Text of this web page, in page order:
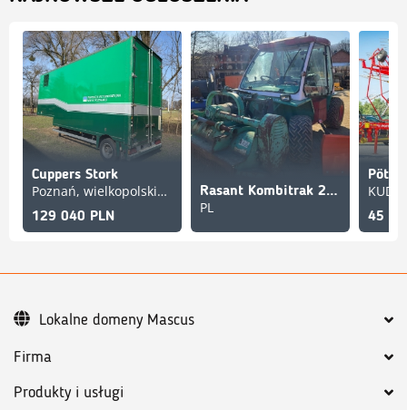
Cuppers Stork
Poznań, wielkopolskie, PL
129 040 PLN
Rasant Kombitrak 2205 SD
PL
45
Firma
Produkty i usługi
Lokalne domeny Mascus